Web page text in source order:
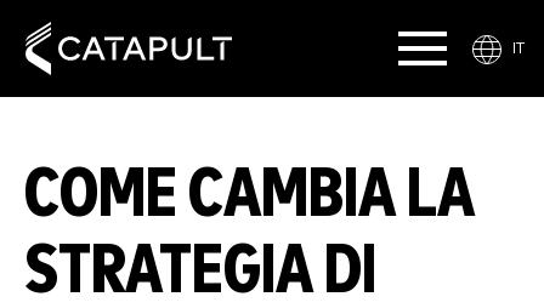
IT
COME CAMBIA LA
STRATEGIA DI